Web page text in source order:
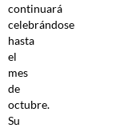
continuará
celebrándose
hasta
el
mes
de
octubre.
Su